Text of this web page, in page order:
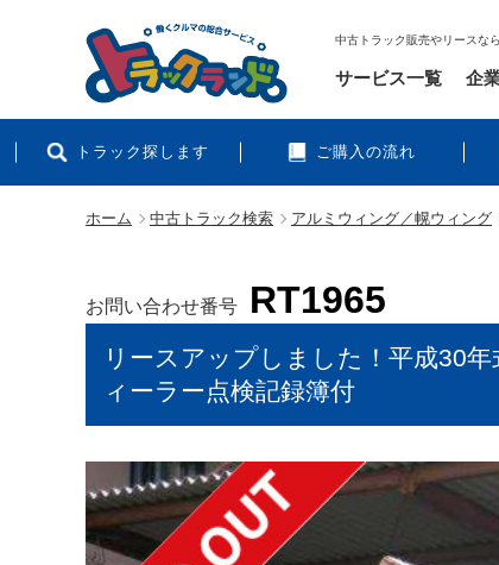
中古トラック販売やリースな
トラック探します ご購入の流れ
サービス一覧 企
ホーム 中古トラック検索 アルミウィング／幌ウィング
お問い合わせ番号 RT1965
リースアップしました！平成30
ィーラー点検記録簿付